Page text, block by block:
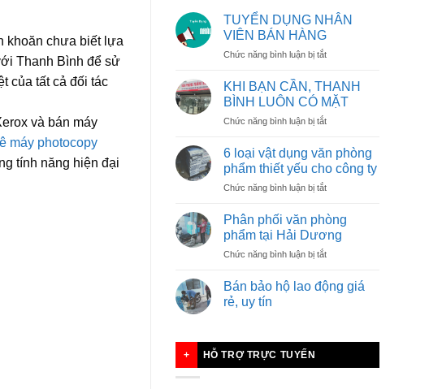
khoăn chưa biết lựa
Thanh Bình để sử
của tất cả đối tác
và bán máy
máy photocopy
tính năng hiện đại
TUYỂN DỤNG NHÂN
VIÊN BÁN HÀNG
Chức năng bình luận bị tắtở
DỤNG
NHÂN
VIÊN
BÁN
KHI BẠN CẦN, THANH
BÌNH LUÔN CÓ MẶT
Chức năng bình luận bị tắtở
CẦN,
THANH
BÌNH
CÓ
MẶT
6 loại vật dụng văn phòng
phẩm thiết yếu cho công ty
Chức năng bình luận bị tắtở
loại
dụng
văn
phẩm
Phân phối văn phòng
phẩm tại Hải Dương
Chức năng bình luận bị tắtở
phối
văn
Bán bảo hộ lao động giá
rẻ, uy tín
HỖ TRỢ TRỰC TUYẾN